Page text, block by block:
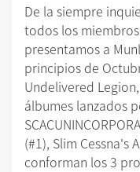
De la siempre
todos los
presentamos a
principios de
Undelivered
álbumes lanzados
(#1), Slim Cessna's
conforman los 3